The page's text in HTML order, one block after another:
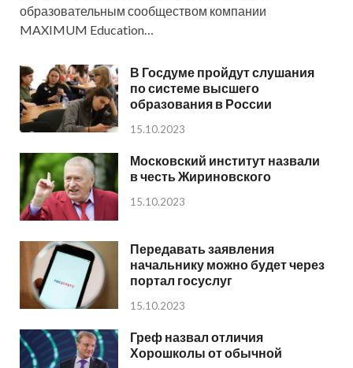
образовательным сообществом компании
MAXIMUM Education…
В Госдуме пройдут слушания
по системе высшего
образования в России
15.10.2023
Московский институт назвали
в честь Жириновского
15.10.2023
Передавать заявления
начальнику можно будет через
портал госуслуг
15.10.2023
Греф назвал отличия
Хорошколы от обычной